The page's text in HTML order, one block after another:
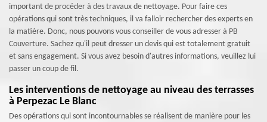
important de procéder à des travaux de nettoyage. Pour faire ces
opérations qui sont très techniques, il va falloir rechercher des experts en
la matière. Donc, nous pouvons vous conseiller de vous adresser à PB
Couverture. Sachez qu'il peut dresser un devis qui est totalement gratuit
et sans engagement. Si vous avez besoin d'autres informations, veuillez lui
passer un coup de fil.
Les interventions de nettoyage au niveau des terrasses
à Perpezac Le Blanc
Des opérations qui sont incontournables se réalisent de manière pour les